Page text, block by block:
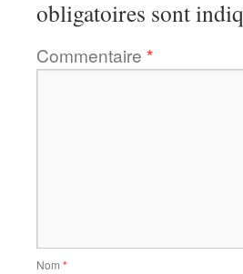
obligatoires sont
Commentaire *
Nom *